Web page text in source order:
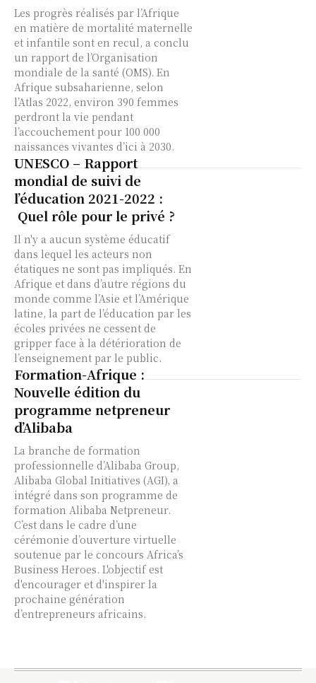
Les progrès réalisés par l’Afrique
en matière de mortalité maternelle
et infantile sont en recul, a conclu
un rapport de l’Organisation
mondiale de la santé (OMS). En
Afrique subsaharienne, selon
l’Atlas 2022, environ 390 femmes
perdront la vie pendant
l’accouchement pour 100 000
naissances vivantes d’ici à 2030.
UNESCO – Rapport
mondial de suivi de
l’éducation 2021-2022 :
Quel rôle pour le privé ?
Il n'y a aucun système éducatif
dans lequel les acteurs non
étatiques ne sont pas impliqués. En
Afrique et dans d’autre régions du
monde comme l’Asie et l’Amérique
latine, la part de l’éducation par les
écoles privées ne cessent de
gripper face à la détérioration de
l’enseignement par le public.
Formation-Afrique :
Nouvelle édition du
programme netpreneur
d’Alibaba
La branche de formation
professionnelle d’Alibaba Group,
Alibaba Global Initiatives (AGI), a
intégré dans son programme de
formation Alibaba Netpreneur.
C’est dans le cadre d’une
cérémonie d’ouverture virtuelle
soutenue par le concours Africa’s
Business Heroes. L'objectif est
d'encourager et d'inspirer la
prochaine génération
d’entrepreneurs africains.